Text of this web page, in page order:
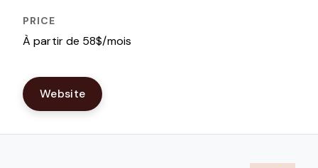
À partir de 58$/mois
Website